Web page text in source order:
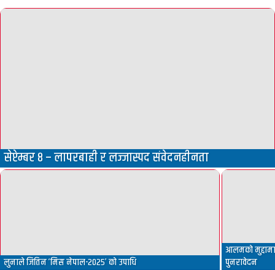
सेप्टेम्बर ८ – लापरबाही र लज्जास्पद संवेदनहीनता
लुनाले जितिन ‘मिस नेपाल-२०२५’ को उपाधि
आलमको
पुनरावेदन